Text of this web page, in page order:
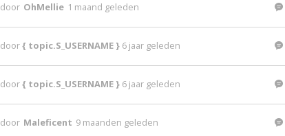
door OhMellie 1 maand geleden
door{ topic.S_USERNAME } 6 jaar geleden
door{ topic.S_USERNAME } 6 jaar geleden
door Maleficent 9 maanden geleden